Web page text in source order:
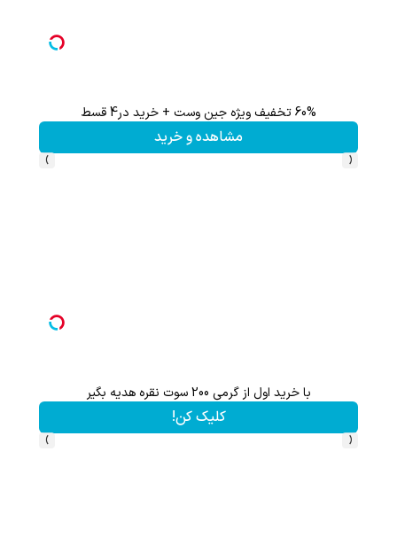
60% تخفیف ویژه جین وست + خرید در4 قسط
مشاهده و خرید
‹
›
با خرید اول از گرمی 200 سوت نقره هدیه بگیر
کلیک کن!
‹
›